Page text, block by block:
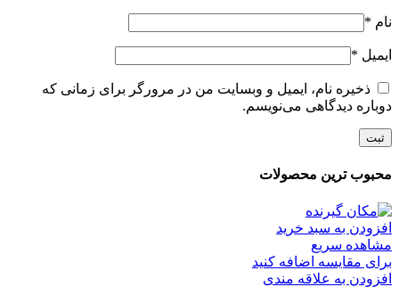
نام *
ایمیل *
ذخیره نام، ایمیل و وبسایت من در مرورگر برای زمانی که
دوباره دیدگاهی می‌نویسم.
محبوب ترین محصولات
افزودن به سبد خرید
مشاهده سریع
برای مقایسه اضافه کنید
افزودن به علاقه مندی